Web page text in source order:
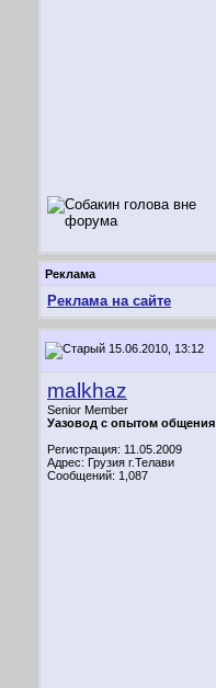
Реклама
Реклама на сайте
15.06.2010, 13:12
malkhaz
Senior Member
Уазовод с опытом общения
Регистрация: 11.05.2009
Адрес: Грузия г.Телави
Сообщений: 1,087